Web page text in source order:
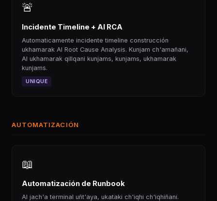
🚨
Incidente Timeline + AI RCA
Automaticamente incidente timeline construcción
ukhamarak AI Root Cause Analysis. Kunjam ch'amañani,
AI ukhamarak qillqani kunjams, kunjams, ukhamarak
kunjams.
UNIQUE
AUTOMATIZACIÓN
📖
Automatización de Runbook
AI jach'a terminal uñt'aya, ukataki ch'iqhi ch'iqhiñani.